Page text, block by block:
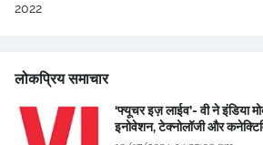
2022
लोकप्रिय समाचार
‘फ्यूचर इज़ लाईव’- वी ने इंडिया
इनोवेशन, टेक्नोलॉजी और